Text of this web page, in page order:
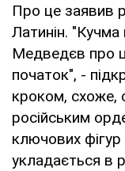
Про це заявив
Латинін. "Кучма
Медведєв про
початок", -
кроком, схоже,
російським
ключових
укладається в